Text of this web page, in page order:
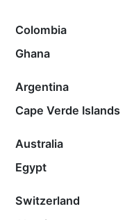
Colombia
Ghana
Argentina
Cape Verde Islands
Australia
Egypt
Switzerland